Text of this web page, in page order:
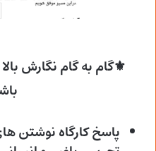
⚜گام به گام نگارش
پاسخ کارگاه نوشتن